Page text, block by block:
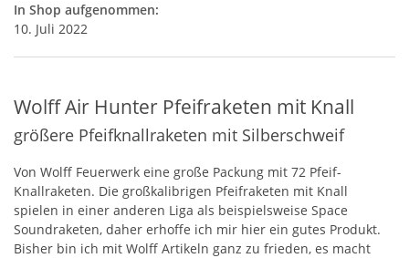
In Shop aufgenommen:
10. Juli 2022
Wolff Air Hunter Pfeifraketen mit Knall
größere Pfeifknallraketen mit Silberschweif
Von Wolff Feuerwerk eine große Packung mit 72 Pfeif-
Knallraketen. Die großkalibrigen Pfeifraketen mit Knall
spielen in einer anderen Liga als beispielsweise Space
Soundraketen, daher erhoffe ich mir hier ein gutes Produkt.
Bisher bin ich mit Wolff Artikeln ganz zu frieden, es macht